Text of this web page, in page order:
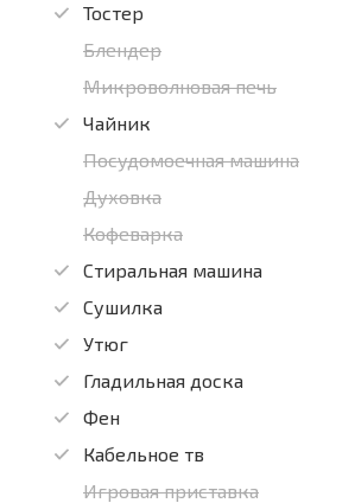
Тостер
Блендер
Микроволновая печь
Чайник
Посудомоечная машина
Духовка
Кофеварка
Стиральная машина
Сушилка
Утюг
Гладильная доска
Фен
Кабельное тв
Игровая приставка